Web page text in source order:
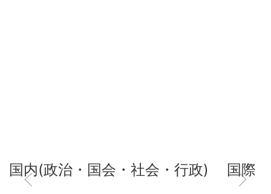
国内(政治・国会・社会・行政) 国際